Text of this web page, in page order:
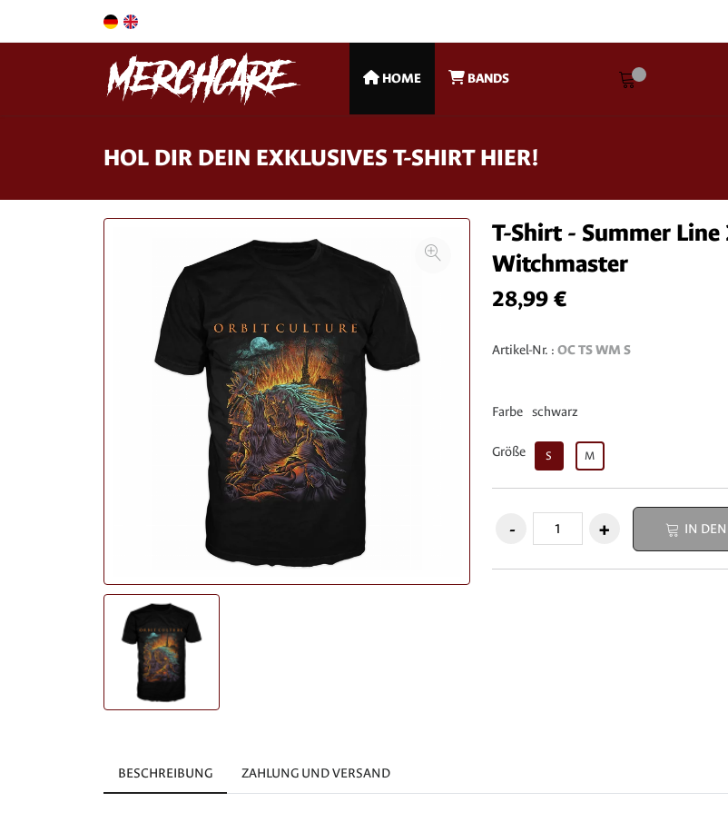
HOME BANDS
HOL DIR DEIN EXKLUSIVES T-SHIRT HIER!
T-Shirt - Summer
Witchmaster
28,99 €
Artikel-Nr. : OC TS WM S
Farbe schwarz
Größe S M
IN
BESCHREIBUNG ZAHLUNG UND VERSAND